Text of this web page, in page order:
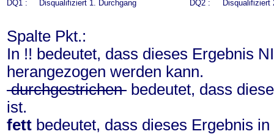
DQ1 :
Disqualifiziert 1. Durchgang DQ2 : Disqualifiziert
Spalte Pkt.:
In !! bedeutet, dass dieses Ergebnis
herangezogen werden kann.
durchgestrichen bedeutet, dass
ist.
fett bedeutet, dass dieses Ergebnis